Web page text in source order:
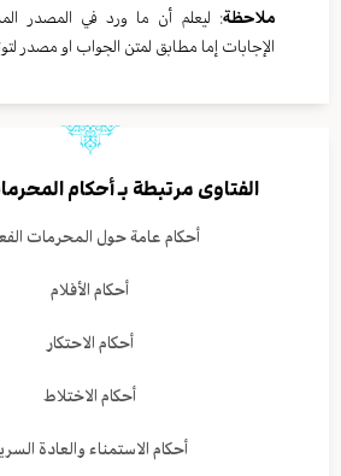
ملاحظة: ليعلم أن ما ورد في المصدر
الإجابات إما مطابق لمتن الجواب او مصدر
الفتاوى مرتبطة بـأحكام
أحكام عامة حول المحرمات
أحكام الأفلام
أحكام الاحتكار
أحكام الاختلاط
أحكام الاستمناء والعادة